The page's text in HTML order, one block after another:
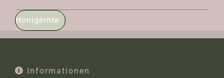
Honigernte
Informationen